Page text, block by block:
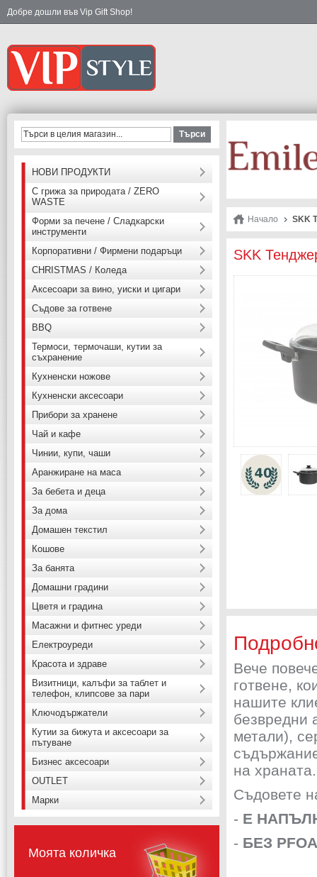
Добре дошли във Vip Gift Shop!
Начало SKK
SKK
Вече
готвене,
нашите
безвредни
метали),
на храната.
Съдовете
- Е
- БЕЗ
Търси
НОВИ ПРОДУКТИ
С грижа за природата / ZERO
WASTE
Форми за печене / Сладкарски
инструменти
Корпоративни / Фирмени подаръци
CHRISTMAS / Коледа
Аксесоари за вино, уиски и цигари
Съдове за готвене
BBQ
Термоси, термочаши, кутии за
съхранение
Кухненски ножове
Кухненски аксесоари
Прибори за хранене
Чай и кафе
Чинии, купи, чаши
Аранжиране на маса
За бебета и деца
За дома
Домашен текстил
Кошове
За банята
Домашни градини
Цветя и градина
Масажни и фитнес уреди
Електроуреди
Красота и здраве
Визитници, калъфи за таблет и
телефон, клипсове за пари
Ключодържатели
Кутии за бижута и аксесоари за
пътуване
Бизнес аксесоари
OUTLET
Марки
Моята количка